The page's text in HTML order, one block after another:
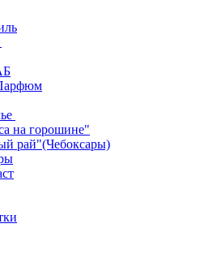
на горошине"
рай"(Чебоксары)